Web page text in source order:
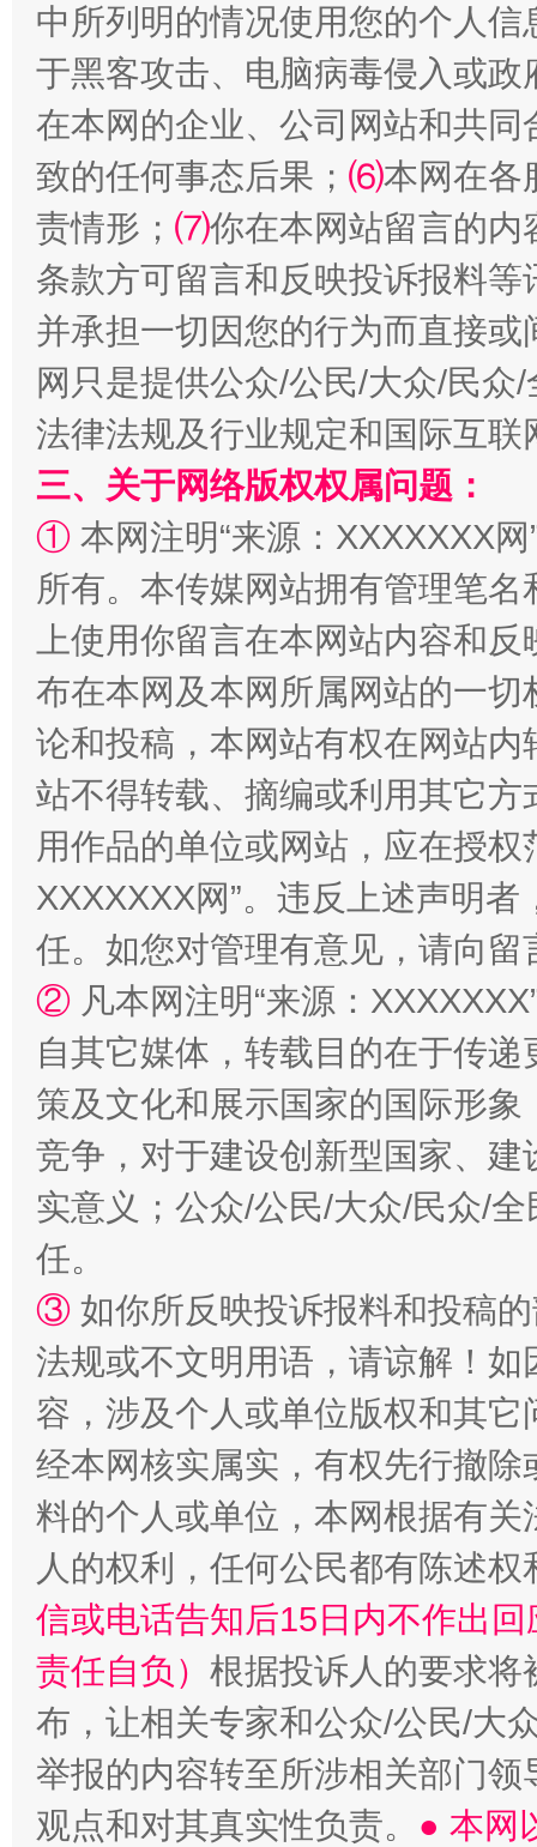
国家大学科技园优化重塑工作
扯下公款旅游的“隐身衣” 如何以
中所列明的情况使用您的个人
于黑客攻击、电脑病毒侵入或
在本网的企业、公司网站和共
致的任何事态后果； ⑹本网在各
责情形； ⑺你在本网站留言的内
条款方可留言和反映投诉报料
并承担一切因您的行为而直接
网只是提供公众/公民/大众/民
法律法规及行业规定和国际互
三、关于网络版权权属问题：
① 本网注明“来源：XXXXXXX
所有。本传媒网站拥有管理笔
上使用你留言在本网站内容和
布在本网及本网所属网站的一
论和投稿，本网站有权在网站
站不得转载、摘编或利用其它
用作品的单位或网站，应在授
XXXXXXX网”。违反上述声明
任。如您对管理有意见，请向
② 凡本网注明“来源：
自其它媒体，转载目的在于传
策及文化和展示国家的国际形
竞争，对于建设创新型国家、
实意义；公众/公民/大众/民众/
任。
③ 如你所反映投诉报料和投稿
法规或不文明用语，请谅解！
容，涉及个人或单位版权和其它
经本网核实属实，有权先行撤
料的个人或单位，本网根据有
人的权利，任何公民都有陈述
信或电话告知后15日内不作出
责任自负） 根据投诉人的要求将
布，让相关专家和公众/公民/大
举报的内容转至所涉相关部门
观点和对其真实性负责。 ● 本网